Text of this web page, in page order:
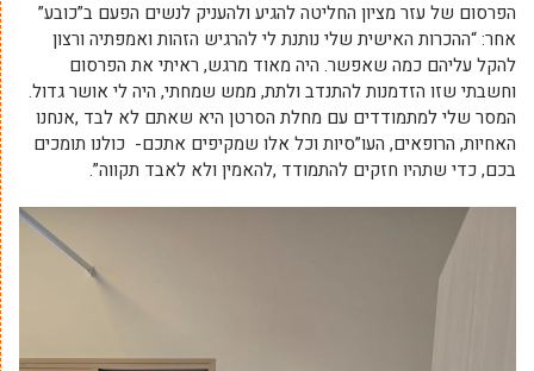
הפרסום של עזר מציון החליטה להגיע ולהעניק לנשים הפעם ב”כובע”
אחר: “ההכרות האישית שלי נותנת לי להרגיש הזהות ואמפתיה ורצון
להקל עליהם כמה שאפשר. היה מאוד מרגש, ראיתי את הפרסום
וחשבתי שזו הזדמנות להתנדב ולתת, ממש שמחתי, היה לי אושר גדול.
המסר שלי למתמודדים עם מחלת הסרטן היא שאתם לא לבד ,אנחנו
האחיות, הרופאים, העו”סיות וכל אלו שמקיפים אתכם- כולנו תומכים
בכם, כדי שתהיו חזקים להתמודד ,להאמין ולא לאבד תקווה”.